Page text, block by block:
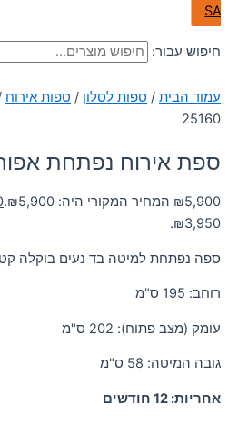
חיפוש עבור:
עמוד הבית / ספות לסלון / ספות אירוח
25160
ספת אירוח נפתחת אפור דגם
₪5,900 המחיר המקורי היה: ₪5,900.
₪3,950.
ספה נפתחת למיטה בד נעים בוקלה
רוחב: 195 ס"מ
עומק (מצב פתוח): 202 ס"מ
גובה המיטה: 58 ס"מ
אחריות: 12 חודשים